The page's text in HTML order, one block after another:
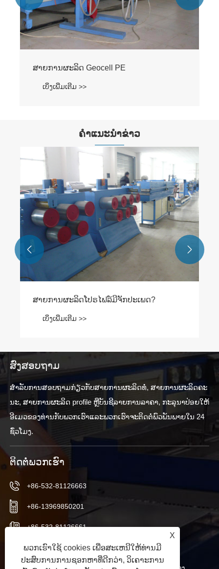
ສາຍການຜະລິດ Geocell PE
ເບິ່ງເພີ່ມເຕີມ >>
ຄໍາແນະນໍາຂ່າວ
ສາຍການຜະລິດໂປຣໄຟລ໌ມີຈັກປະເພດ?
ເບິ່ງເພີ່ມເຕີມ >>
 
ສົ່ງສອບຖາມ
ສໍາ​ລັບ​ການ​ສອບ​ຖາມ​ກ່ຽວ​ກັບ​ສາຍ​ການ​ຜະ​ລິດ​ທໍ່​, ສາຍ​ການ​ຜະ​ລິດ​ຄະ​
ນະ​, ສາຍ​ການ​ຜະ​ລິດ profile ຫຼື​ບັນ​ຊີ​ລາຍ​ການ​ລາ​ຄາ​, ກະ​ລຸ​ນາ​ປ່ອຍ​ໃຫ້​
ອີ​ເມວ​ຂອງ​ທ່ານ​ກັບ​ພວກ​ເຮົາ​ແລະ​ພວກ​ເຮົາ​ຈະ​ຕິດ​ຕໍ່​ພົວ​ພັນ​ພາຍ​ໃນ 24
ຊົ່ວ​ໂມງ​.
ຕິດ​ຕໍ່​ພວກ​ເຮົາ
+86-532-81126663
+86-13969850201
+86-532-81126661
info@worldextruder.com
X
ພວກເຮົາໃຊ້ cookies ເພື່ອສະເຫນີໃຫ້ທ່ານມີ
ປະສົບການການຊອກຫາທີ່ດີກວ່າ, ວິເຄາະການ